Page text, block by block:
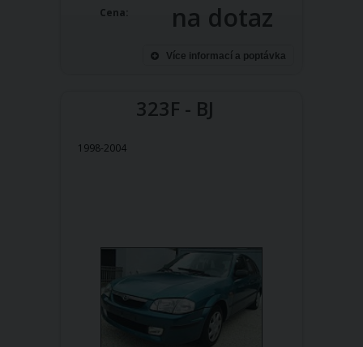
Cena: na dotaz
Více informací a poptávka
323F - BJ
1998-2004